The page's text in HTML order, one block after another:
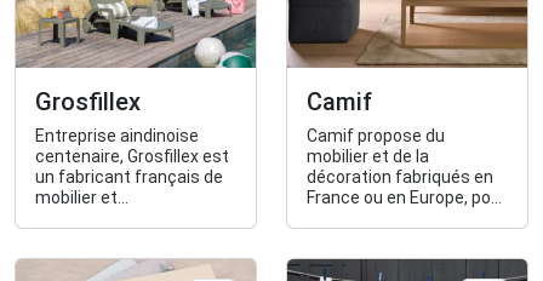
Grosfillex
Entreprise aindinoise
centenaire, Grosfillex est
un fabricant français de
mobilier et
intérieurs : mobilier de
Camif
Camif propose du
mobilier et de la
décoration fabriqués en
France ou en Europe, pour